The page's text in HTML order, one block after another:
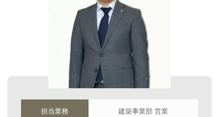
担当業務 建築事業部 営業